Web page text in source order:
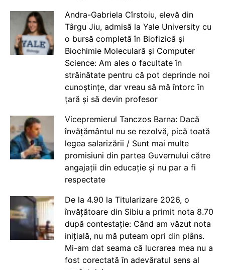
Andra-Gabriela Cîrstoiu, elevă din
Târgu Jiu, admisă la Yale University cu
o bursă completă în Biofizică și
Biochimie Moleculară și Computer
Science: Am ales o facultate în
străinătate pentru că pot deprinde noi
cunoștințe, dar vreau să mă întorc în
țară și să devin profesor
Vicepremierul Tanczos Barna: Dacă
învățământul nu se rezolvă, pică toată
legea salarizării / Sunt mai multe
promisiuni din partea Guvernului către
angajații din educație și nu par a fi
respectate
De la 4.90 la Titularizare 2026, o
învățătoare din Sibiu a primit nota 8.70
după contestație: Când am văzut nota
inițială, nu mă puteam opri din plâns.
Mi-am dat seama că lucrarea mea nu a
fost corectată în adevăratul sens al